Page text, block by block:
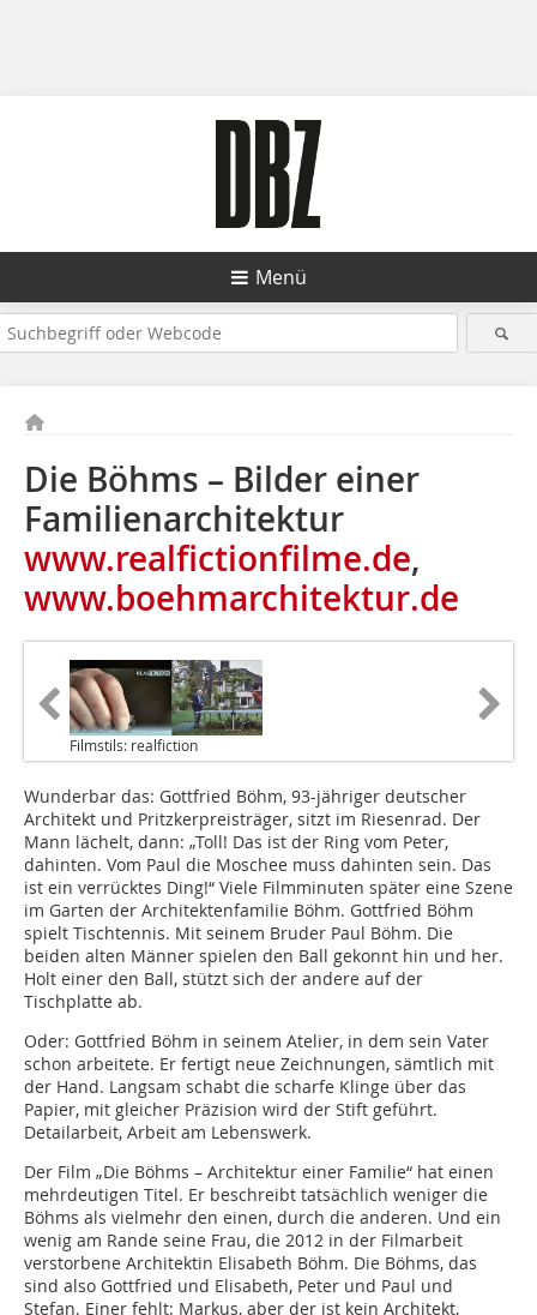
Menü
Die Böhms – Bilder einer
Familienarchitektur
www.realfictionfilme.de,
www.boehmarchitektur.de
Filmstils: realfiction
Wunderbar das: Gottfried Böhm, 93-jähriger deutscher
Architekt und Pritzkerpreisträger, sitzt im Riesenrad. Der
Mann lächelt, dann: „Toll! Das ist der Ring vom Peter,
dahinten. Vom Paul die Moschee muss dahinten sein. Das
ist ein verrücktes Ding!“ Viele Filmminuten später eine Szene
im Garten der Architektenfamilie Böhm. Gottfried Böhm
spielt Tischtennis. Mit seinem Bruder Paul Böhm. Die
beiden alten Männer spielen den Ball gekonnt hin und her.
Holt einer den Ball, stützt sich der andere auf der
Tischplatte ab.
Oder: Gottfried Böhm in seinem Atelier, in dem sein Vater
schon arbeitete. Er fertigt neue Zeichnungen, sämtlich mit
der Hand. Langsam schabt die scharfe Klinge über das
Papier, mit gleicher Präzision wird der Stift geführt.
Detailarbeit, Arbeit am Lebenswerk.
Der Film „Die Böhms – Architektur einer Familie“ hat einen
mehrdeutigen Titel. Er beschreibt tatsächlich weniger die
Böhms als vielmehr den einen, durch die anderen. Und ein
wenig am Rande seine Frau, die 2012 in der Filmarbeit
verstorbene Architektin Elisabeth Böhm. Die Böhms, das
sind also Gottfried und Elisabeth, Peter und Paul und
Stefan. Einer fehlt: Markus, aber der ist kein Architekt,